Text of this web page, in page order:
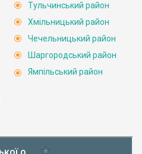
Тульчинський район
Хмільницький район
Чечельницький район
Шаргородський район
Ямпільський район